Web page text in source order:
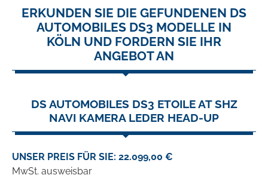
ERKUNDEN SIE DIE GEFUNDENEN DS
AUTOMOBILES DS3 MODELLE IN
KÖLN UND FORDERN SIE IHR
ANGEBOT AN
DS AUTOMOBILES DS3 ETOILE AT SHZ
NAVI KAMERA LEDER HEAD-UP
UNSER PREIS FÜR SIE: 22.099,00 €
MwSt. ausweisbar